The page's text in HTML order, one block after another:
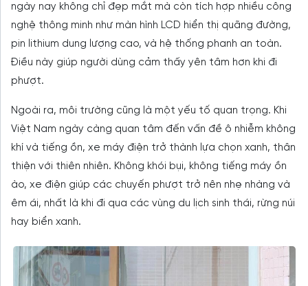
ngày nay không chỉ đẹp mắt mà còn tích hợp nhiều công
nghệ thông minh như màn hình LCD hiển thị quãng đường,
pin lithium dung lượng cao, và hệ thống phanh an toàn.
Điều này giúp người dùng cảm thấy yên tâm hơn khi đi
phượt.
Ngoài ra, môi trường cũng là một yếu tố quan trọng. Khi
Việt Nam ngày càng quan tâm đến vấn đề ô nhiễm không
khí và tiếng ồn, xe máy điện trở thành lựa chọn xanh, thân
thiện với thiên nhiên. Không khói bụi, không tiếng máy ồn
ào, xe điện giúp các chuyến phượt trở nên nhẹ nhàng và
êm ái, nhất là khi đi qua các vùng du lịch sinh thái, rừng núi
hay biển xanh.